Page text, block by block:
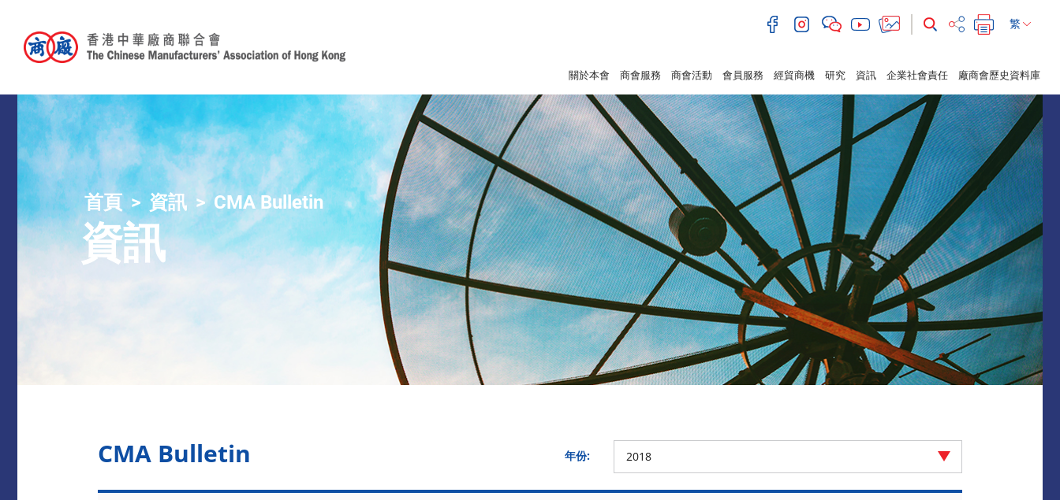
繁
關於本會 商會服務 商會活動 會員服務 經貿商機 研究 資訊 企業社會責任 廠商會歷史資料庫
首頁 資訊 CMA Bulletin
資訊
CMA Bulletin 年份: 2018